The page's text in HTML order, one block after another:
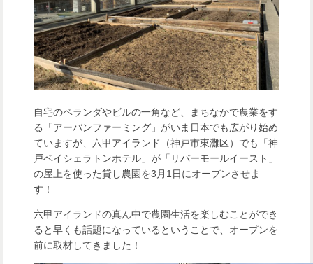
自宅のベランダやビルの一角など、まちなかで農業をす
る「アーバンファーミング」がいま日本でも広がり始め
ていますが、六甲アイランド（神戸市東灘区）でも「神
戸ベイシェラトンホテル」が「リバーモールイースト」
の屋上を使った貸し農園を3月1日にオープンさせま
す！
六甲アイランドの真ん中で農園生活を楽しむことができ
ると早くも話題になっているということで、オープンを
前に取材してきました！